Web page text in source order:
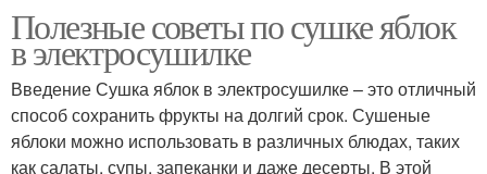
Полезные советы по сушке яблок
в электросушилке
Введение Сушка яблок в электросушилке – это отличный
способ сохранить фрукты на долгий срок. Сушеные
яблоки можно использовать в различных блюдах, таких
как салаты, супы, запеканки и даже десерты. В этой